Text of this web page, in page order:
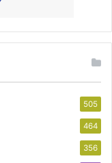
505
464
356